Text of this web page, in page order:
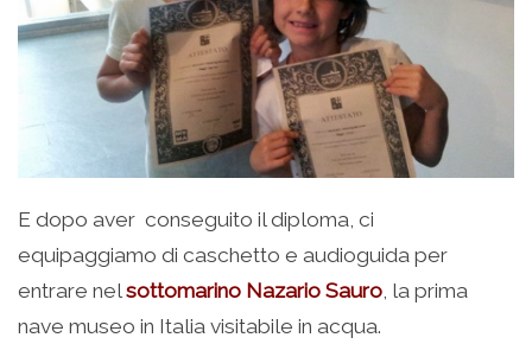
E dopo aver conseguito il diploma, ci
equipaggiamo di caschetto e audioguida per
entrare nelsottomarino Nazario Sauro, la prima
nave museo in Italia visitabile in acqua.